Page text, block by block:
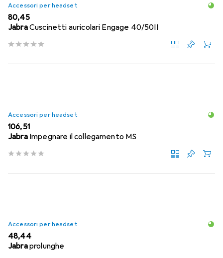
Accessori per headset
EUR
80,45
JabraCuscinetti auricolari Engage 40/50II
Accessori per headset
EUR
106,51
Jabra Impegnare il collegamento MS
Accessori per headset
EUR
48,44
Jabraprolunghe